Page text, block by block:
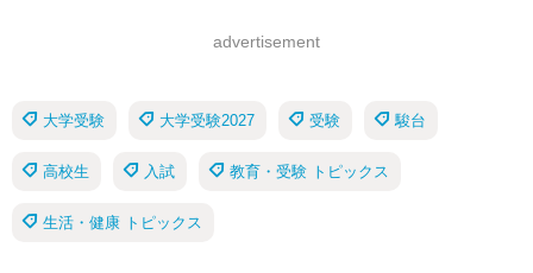
advertisement
大学受験 大学受験2027 受験 駿台
高校生 入試 教育・受験 トピックス
生活・健康 トピックス